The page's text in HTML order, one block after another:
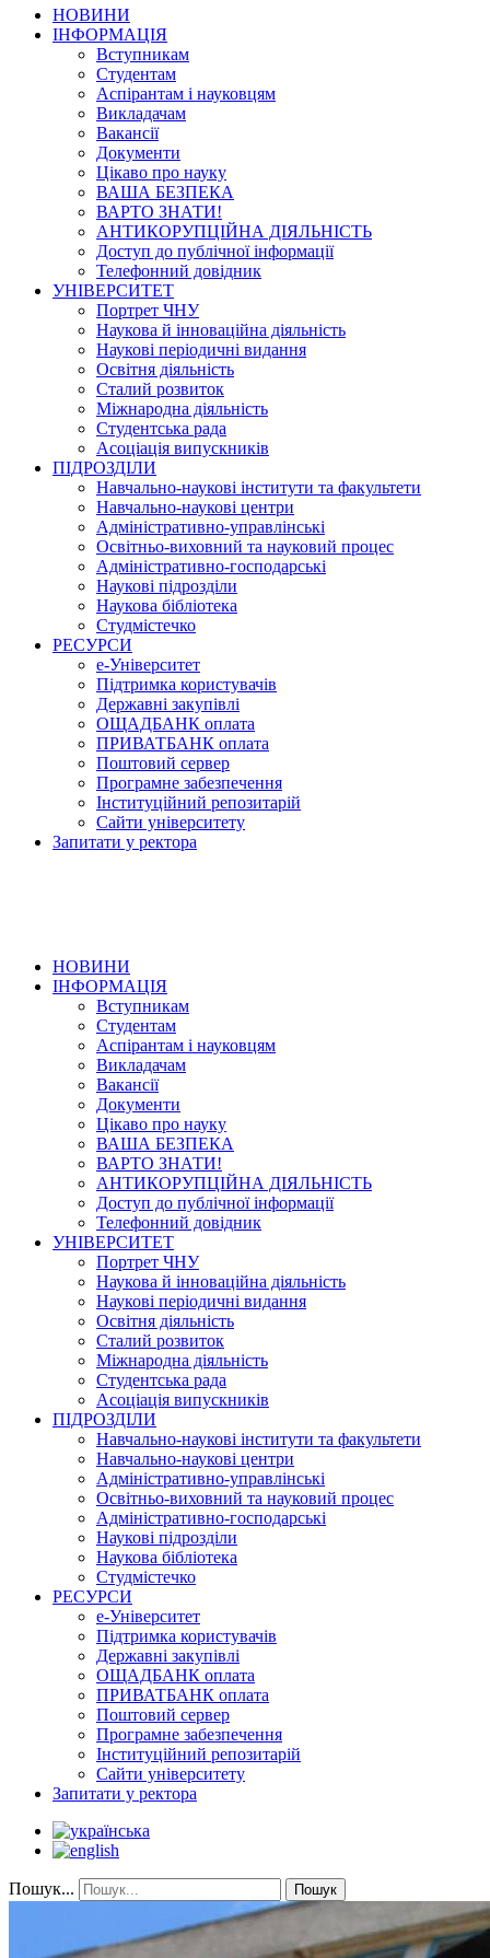
НОВИНИ
ІНФОРМАЦІЯ
Вступникам
Студентам
Аспірантам і науковцям
Викладачам
Вакансії
Документи
Цікаво про науку
ВАША БЕЗПЕКА
ВАРТО ЗНАТИ!
АНТИКОРУПЦІЙНА ДІЯЛЬНІСТЬ
Доступ до публічної інформації
Телефонний довідник
УНІВЕРСИТЕТ
Портрет ЧНУ
Наукова й інноваційна діяльність
Наукові періодичні видання
Освітня діяльність
Сталий розвиток
Міжнародна діяльність
Студентська рада
Асоціація випускників
ПІДРОЗДІЛИ
Навчально-наукові інститути та факультети
Навчально-наукові центри
Адміністративно-управлінські
Освітньо-виховний та науковий процес
Адміністративно-господарські
Наукові підрозділи
Наукова бібліотека
Студмістечко
РЕСУРСИ
е-Університет
Підтримка користувачів
Державні закупівлі
ОЩАДБАНК оплата
ПРИВАТБАНК оплата
Поштовий сервер
Програмне забезпечення
Інституційний репозитарій
Сайти університету
Запитати у ректора
НОВИНИ
ІНФОРМАЦІЯ
Вступникам
Студентам
Аспірантам і науковцям
Викладачам
Вакансії
Документи
Цікаво про науку
ВАША БЕЗПЕКА
ВАРТО ЗНАТИ!
АНТИКОРУПЦІЙНА ДІЯЛЬНІСТЬ
Доступ до публічної інформації
Телефонний довідник
УНІВЕРСИТЕТ
Портрет ЧНУ
Наукова й інноваційна діяльність
Наукові періодичні видання
Освітня діяльність
Сталий розвиток
Міжнародна діяльність
Студентська рада
Асоціація випускників
ПІДРОЗДІЛИ
Навчально-наукові інститути та факультети
Навчально-наукові центри
Адміністративно-управлінські
Освітньо-виховний та науковий процес
Адміністративно-господарські
Наукові підрозділи
Наукова бібліотека
Студмістечко
РЕСУРСИ
е-Університет
Підтримка користувачів
Державні закупівлі
ОЩАДБАНК оплата
ПРИВАТБАНК оплата
Поштовий сервер
Програмне забезпечення
Інституційний репозитарій
Сайти університету
Запитати у ректора
Пошук... Пошук